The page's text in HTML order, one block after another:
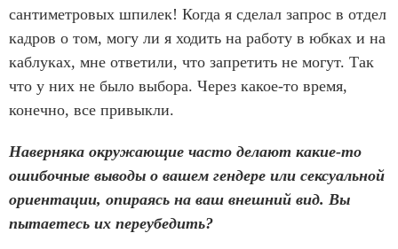
сантиметровых шпилек! Когда я сделал запрос в отдел
кадров о том, могу ли я ходить на работу в юбках и на
каблуках, мне ответили, что запретить не могут. Так
что у них не было выбора. Через какое-то время,
конечно, все привыкли.
Наверняка окружающие часто делают какие-то
ошибочные выводы о вашем гендере или сексуальной
ориентации, опираясь на ваш внешний вид. Вы
пытаетесь их переубедить?